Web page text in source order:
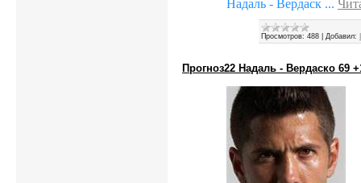
Надаль - Вердаск ...
Просмотров: 488 Добавил:
Прогноз22 Надаль - Вердаско 69